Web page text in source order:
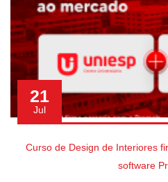
21
Jul
Curso de Design de Interiores
software